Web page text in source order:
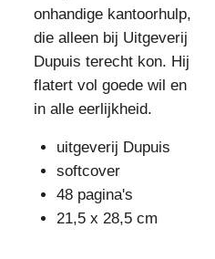
onhandige kantoorhulp,
die alleen bij Uitgeverij
Dupuis terecht kon. Hij
flatert vol goede wil en
in alle eerlijkheid.
uitgeverij Dupuis
softcover
48 pagina's
21,5 x 28,5 cm